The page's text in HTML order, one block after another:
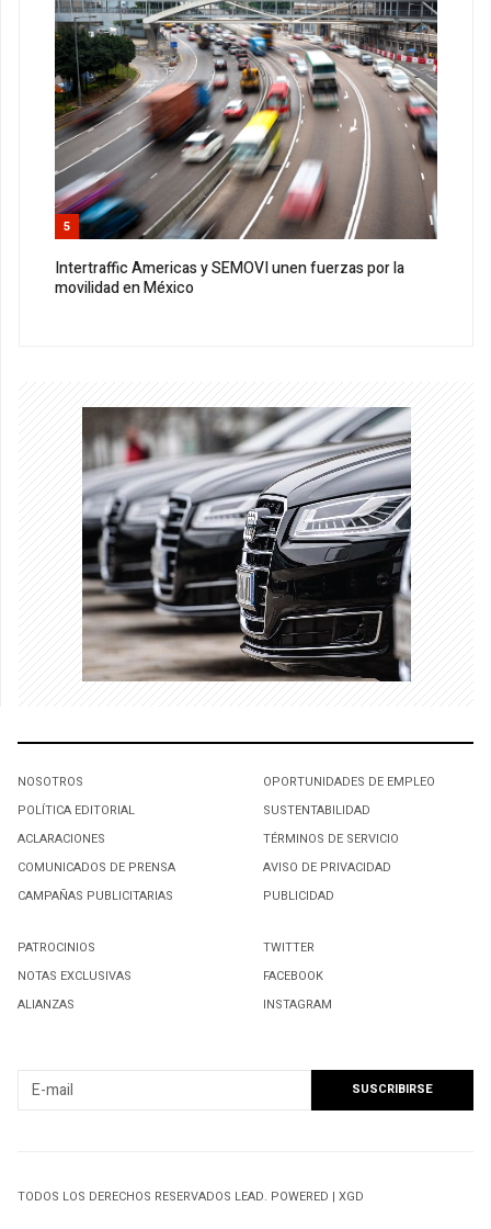
5
Intertraffic Americas y SEMOVI unen fuerzas por la
movilidad en México
NOSOTROS
POLÍTICA EDITORIAL
ACLARACIONES
COMUNICADOS DE PRENSA
CAMPAÑAS PUBLICITARIAS
OPORTUNIDADES DE EMPLEO
SUSTENTABILIDAD
TÉRMINOS DE SERVICIO
AVISO DE PRIVACIDAD
PUBLICIDAD
PATROCINIOS
NOTAS EXCLUSIVAS
ALIANZAS
TWITTER
FACEBOOK
INSTAGRAM
TODOS LOS DERECHOS RESERVADOS LEAD. POWERED | XGD